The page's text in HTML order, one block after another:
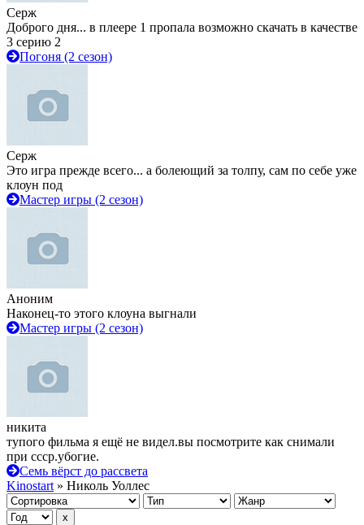
Серж
Доброго дня... в плеере 1 пропала возможно скачать в качестве
3 серию 2
Погоня (2 сезон)
Серж
Это игра прежде всего... а болеющий за толпу, сам по себе уже
клоун под
Мастер игры (2 сезон)
Аноним
Наконец-то этого клоуна выгнали
Мастер игры (2 сезон)
никита
тупого фильма я ещё не видел.вы посмотрите как снимали
при ссср.убогие.
Семь вёрст до рассвета
Kinostart » Николь Уоллес